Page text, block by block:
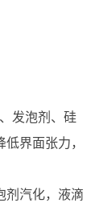
发泡剂、硅
界面张力，
剂汽化，液滴